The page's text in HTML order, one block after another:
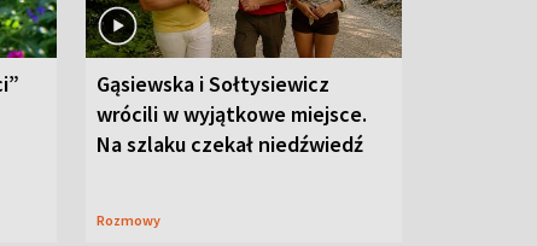
Gąsiewska i Sołtysiewicz
wrócili w wyjątkowe miejsce.
Na szlaku czekał niedźwiedź
Rozmowy